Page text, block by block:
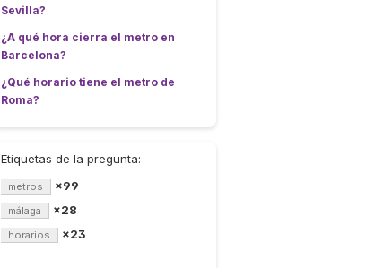
Sevilla?
¿A qué hora cierra el metro en
Barcelona?
¿Qué horario tiene el metro de
Roma?
Etiquetas de la pregunta:
metros ×99
málaga ×28
horarios ×23